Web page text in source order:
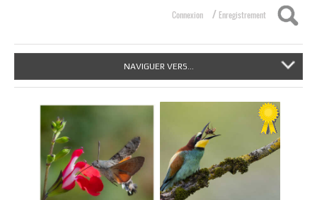
Connexion / Enregistrement
NAVIGUER VERS...